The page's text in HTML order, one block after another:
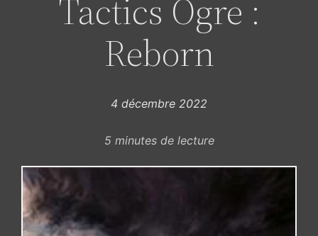
Tactics Ogre :
Reborn
4 décembre 2022
5minutes de lecture